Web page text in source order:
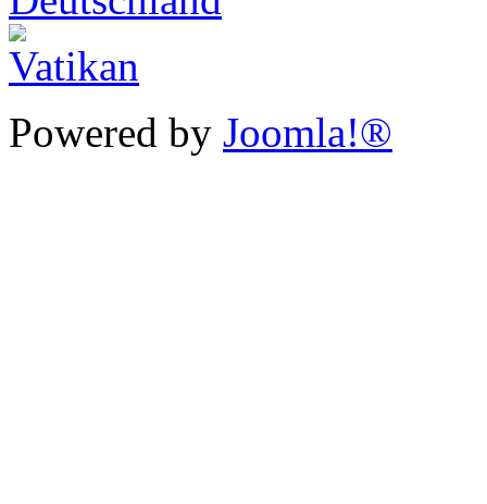
Powered by Joomla!®